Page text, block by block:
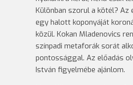
Különban szorul a kötél? Az
egy halott koponyáját
közül. Kokan Mladenovics
színpadi metaforák sorát
pontossággal. Az előadás
István figyelmébe ajánlom.